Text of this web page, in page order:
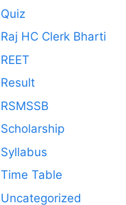
Quiz
Raj HC Clerk Bharti
REET
Result
RSMSSB
Scholarship
Syllabus
Time Table
Uncategorized